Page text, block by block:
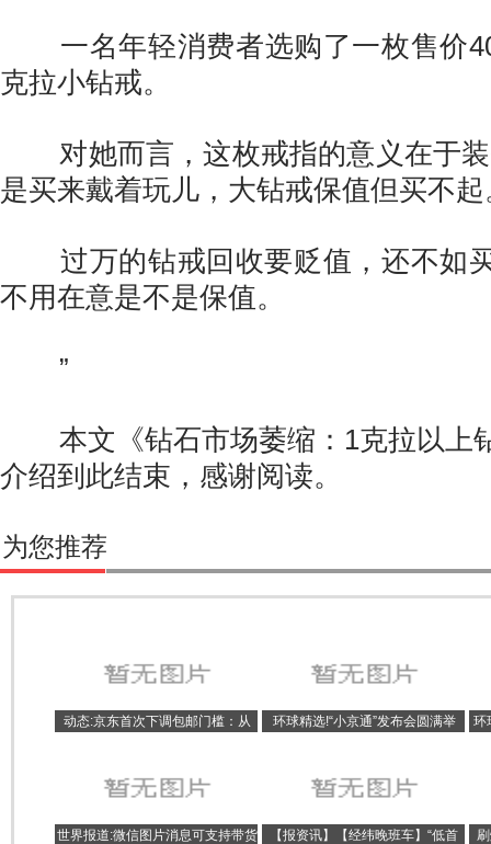
一名年轻消费者选购了一枚售价
克拉小钻戒。
对她而言，这枚戒指的意义在于装
是买来戴着玩儿，大钻戒保值但买不起
过万的钻戒回收要贬值，还不如
不用在意是不是保值。
”
本文《钻石市场萎缩：1克拉以上
介绍到此结束，感谢阅读。
为您推荐
动态:京东首次下调包邮门槛：从
环球精选!“小京通”发布会圆满举
环
世界报道:微信图片消息可支持带货
【报资讯】【经纬晚班车】“低首